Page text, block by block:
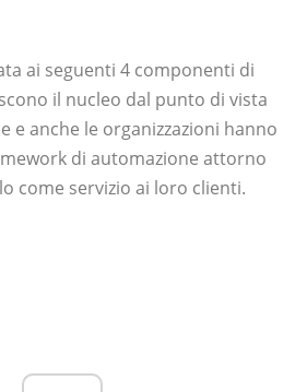
ai seguenti 4 componenti di
il nucleo dal punto di vista
e anche le organizzazioni hanno
di automazione attorno
come servizio ai loro clienti.